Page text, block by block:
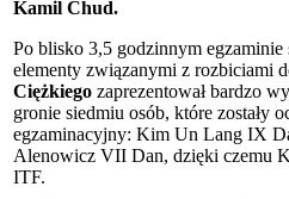
Kamil Chud.
Po blisko 3,5 godzinnym
elementy związanymi z rozbiciami
Ciężkiego zaprezentował bardzo
gronie siedmiu osób, które zostały
egzaminacyjny: Kim Un Lang IX
Alenowicz VII Dan, dzięki czemu
ITF.